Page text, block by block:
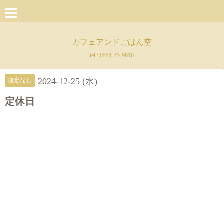
カフェアンドごはん空
tel : 0551-45-9610
指定なし 2024-12-25 (水)
定休日